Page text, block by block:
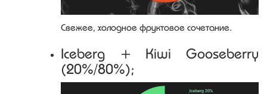
Свежее, холодное фруктовое сочетание.
Iceberg + Kiwi Gooseberry
(20%/80%);